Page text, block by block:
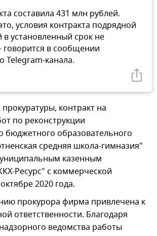
составила 431 млн рублей.
условия контракта подрядной
в установленный срок не
в сообщении
Telegram-канала.
контракт на
по реконструкции
бюджетного образовательного
средняя школа-гимназия"
казенным
Ресурс" с коммерческой
2020 года.
прокурора фирма привлечена к
ответственности. Благодаря
ведомства работы